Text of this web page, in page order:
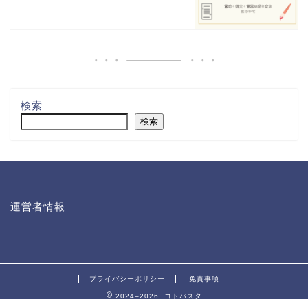
検索
検索
運営者情報
プライバシーポリシー 免責事項
2024–2026 コトバスタ